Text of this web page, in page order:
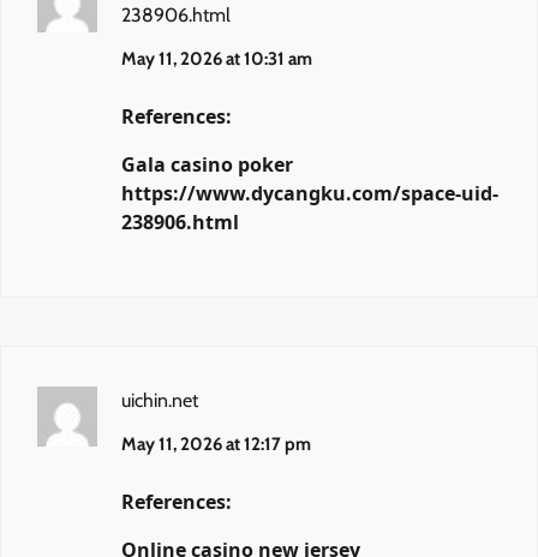
238906.html
May 11, 2026 at 10:31 am
References:
Gala casino poker
https://www.dycangku.com/space-uid-
238906.html
uichin.net
May 11, 2026 at 12:17 pm
References:
Online casino new jersey